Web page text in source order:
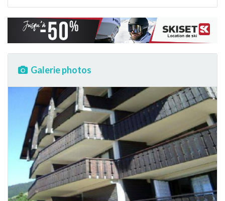
Galerie photos